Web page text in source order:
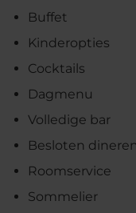
Buffet
Kinderopties
Cocktails
Dagmenu
Volledige bar
Besloten dineren
Roomservice
Sommelier